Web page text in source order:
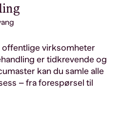
virksomheter
er tidkrevende og
kan du samle alle
– fra forespørsel til